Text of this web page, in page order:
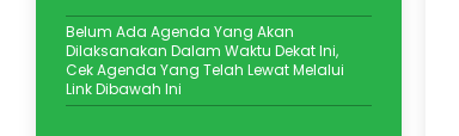
Belum Ada Agenda Yang Akan
Dilaksanakan Dalam Waktu Dekat Ini,
Cek Agenda Yang Telah Lewat Melalui
Link Dibawah Ini